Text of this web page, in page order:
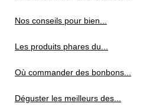
Nos conseils pour bien...
Les produits phares du...
Où commander des bonbons...
Déguster les meilleurs des...